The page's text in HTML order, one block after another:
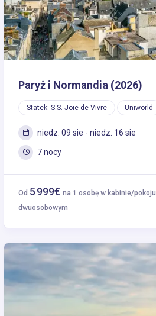
Paryż i Normandia (2026)
Statek: S.S. Joie de Vivre Uniworld
niedz. 09 sie - niedz. 16 sie
7 nocy
Od 5 999€ na 1 osobę w kabinie/pokoju
dwuosobowym